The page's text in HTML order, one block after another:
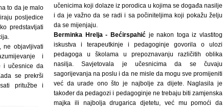
to da je malo
posljedice
predstavljati
ne objavljivati
i
i učesnice da
se prekrši
pritužbe i
učenicima koji dolaze iz porodica u kojima se događa nasilje
i da je važno da se radi i sa počiniteljima koji pokažu želju
da se mijenjaju.
Berminka Hrelja - Bećirspahić je nakon toga iz vlastitog
iskustva i terapeutkinje i pedagoginje govorila o ulozi
pedagoga u školama u prepoznavanju različitih oblika
nasilja. Savjetovala je učesnicima da se čuvaju
sagorijevanja na poslu i da ne misle da mogu sve promijeniti
već da urade ono što je najbolje za dijete. Naglasila je
također da pedagozi i pedagoginje ne trebaju biti zamjenska
majka ili najbolja drugarica djetetu, već mu pomoći da